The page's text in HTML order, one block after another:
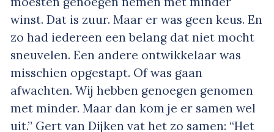
winst. Dat is zuur. Maar er was geen keus. En
zo had iedereen een belang dat niet mocht
sneuvelen. Een andere ontwikkelaar was
misschien opgestapt. Of was gaan
afwachten. Wij hebben genoegen genomen
met minder. Maar dan kom je er samen wel
uit.” Gert van Dijken vat het zo samen: “Het